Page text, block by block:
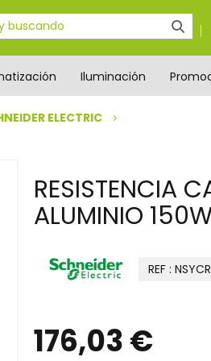
Iluminación
ELECTRIC
RESISTENCIA
ALUMINIO
REF :
176,03 €